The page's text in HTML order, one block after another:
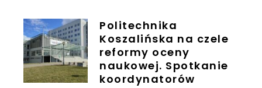
Politechnika
Koszalińska na czele
reformy oceny
naukowej. Spotkanie
koordynatorów